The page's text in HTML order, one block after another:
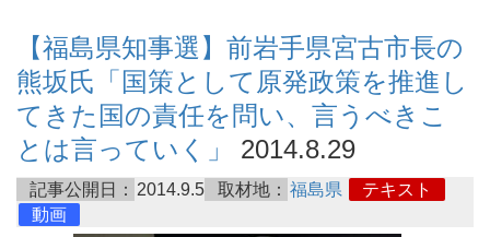
【福島県知事選】前岩手県宮古市長の
熊坂氏「国策として原発政策を推進し
てきた国の責任を問い、言うべきこ
とは言っていく」
2014.8.29
記事公開日： 2014.9.5 取材地： 福島県
テキスト
動画